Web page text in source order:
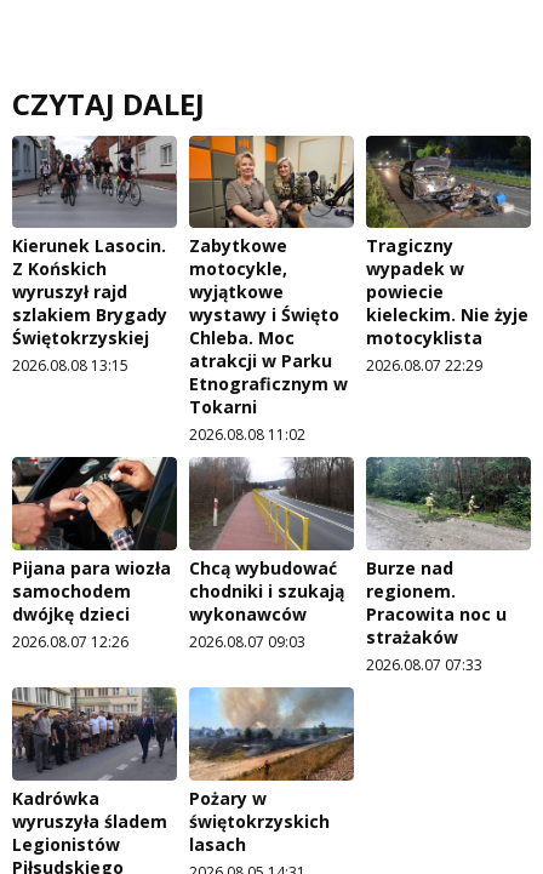
CZYTAJ DALEJ
Kierunek Lasocin.
Z Końskich
wyruszył rajd
szlakiem Brygady
Świętokrzyskiej
2026.08.08 13:15
Zabytkowe
motocykle,
wyjątkowe
wystawy i Święto
Chleba. Moc
atrakcji w Parku
Etnograficznym w
Tokarni
2026.08.08 11:02
Tragiczny
wypadek w
powiecie
kieleckim. Nie żyje
motocyklista
2026.08.07 22:29
Pijana para wiozła
samochodem
dwójkę dzieci
2026.08.07 12:26
Chcą wybudować
chodniki i szukają
wykonawców
2026.08.07 09:03
Burze nad
regionem.
Pracowita noc u
strażaków
2026.08.07 07:33
Kadrówka
wyruszyła śladem
Legionistów
Piłsudskiego
Pożary w
świętokrzyskich
lasach